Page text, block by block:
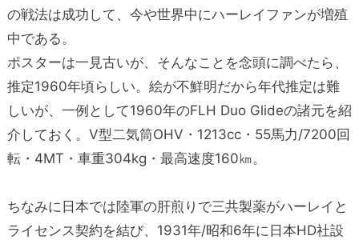
の戦法は成功して、今や世界中にハーレイファンが増殖
中である。
ポスターは一見古いが、そんなことを念頭に調べたら、
推定1960年頃らしい。絵が不鮮明だから年代推定は難
しいが、一例として1960年のFLH Duo Glideの諸元を紹
介しておく。V型二気筒OHV・1213cc・55馬力/7200回
転・4MT・車重304kg・最高速度160㎞。
ちなみに日本では陸軍の肝煎りで三共製薬がハーレイと
ライセンス契約を結び、1931年/昭和6年に日本HD社設